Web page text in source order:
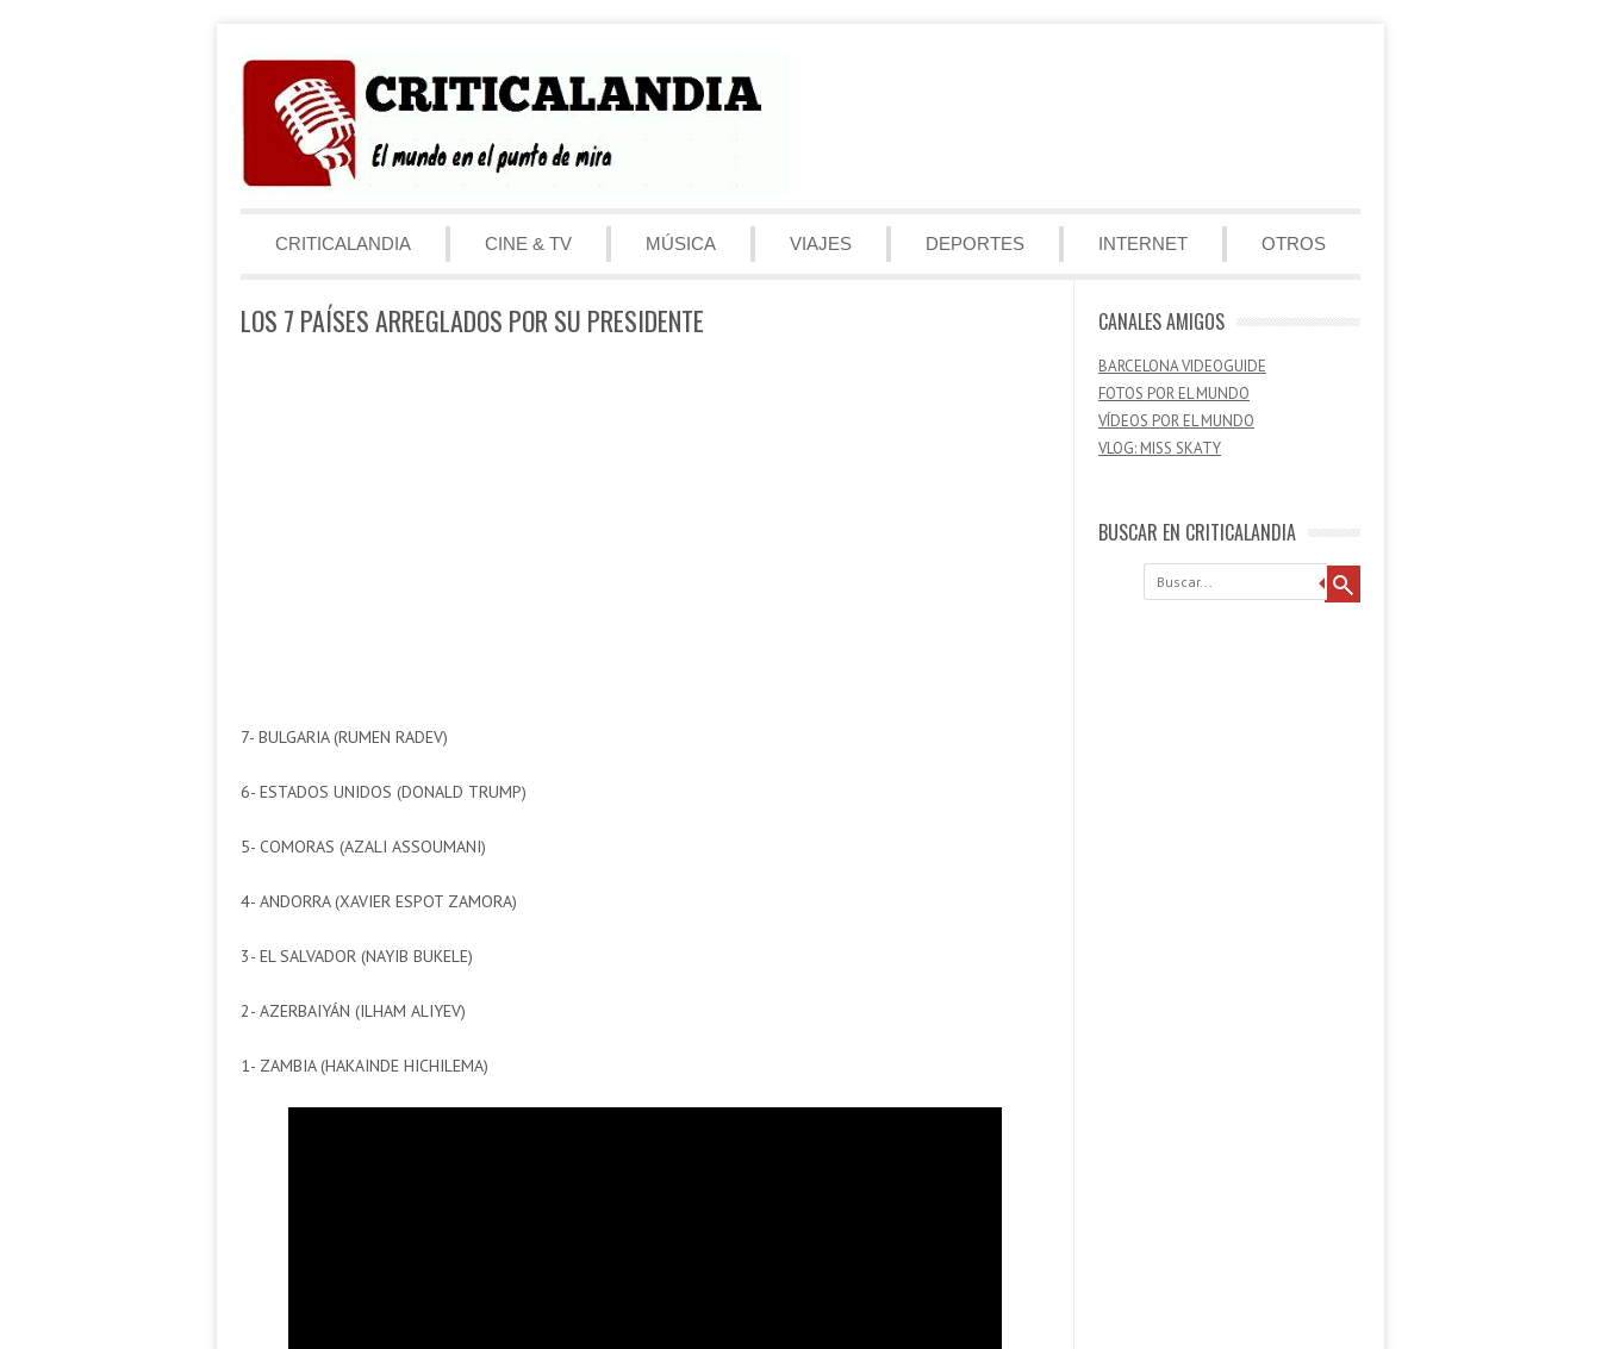
Menú
CRITICALANDIA
CINE & TV MÚSICA VIAJES DEPORTES INTERNET OTROS
LOS 7 PAÍSES ARREGLADOS POR SU PRESIDENTE
7- BULGARIA (RUMEN RADEV)
6- ESTADOS UNIDOS (DONALD TRUMP)
5- COMORAS (AZALI ASSOUMANI)
4- ANDORRA (XAVIER ESPOT ZAMORA)
3- EL SALVADOR (NAYIB BUKELE)
2- AZERBAIYÁN (ILHAM ALIYEV)
1- ZAMBIA (HAKAINDE HICHILEMA)
CANALES AMIGOS
BARCELONA VIDEOGUIDE
FOTOS POR EL MUNDO
VÍDEOS POR EL MUNDO
VLOG: MISS SKATY
BUSCAR EN CRITICALANDIA
Buscar